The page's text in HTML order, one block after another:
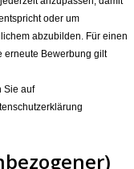
oder um
abzubilden. Für einen
erneute Bewerbung gilt
Sie auf